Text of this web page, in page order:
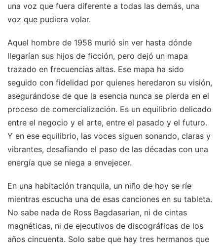
una voz que fuera diferente a todas las demás, una
voz que pudiera volar.
Aquel hombre de 1958 murió sin ver hasta dónde
llegarían sus hijos de ficción, pero dejó un mapa
trazado en frecuencias altas. Ese mapa ha sido
seguido con fidelidad por quienes heredaron su visión,
asegurándose de que la esencia nunca se pierda en el
proceso de comercialización. Es un equilibrio delicado
entre el negocio y el arte, entre el pasado y el futuro.
Y en ese equilibrio, las voces siguen sonando, claras y
vibrantes, desafiando el paso de las décadas con una
energía que se niega a envejecer.
En una habitación tranquila, un niño de hoy se ríe
mientras escucha una de esas canciones en su tableta.
No sabe nada de Ross Bagdasarian, ni de cintas
magnéticas, ni de ejecutivos de discográficas de los
años cincuenta. Solo sabe que hay tres hermanos que